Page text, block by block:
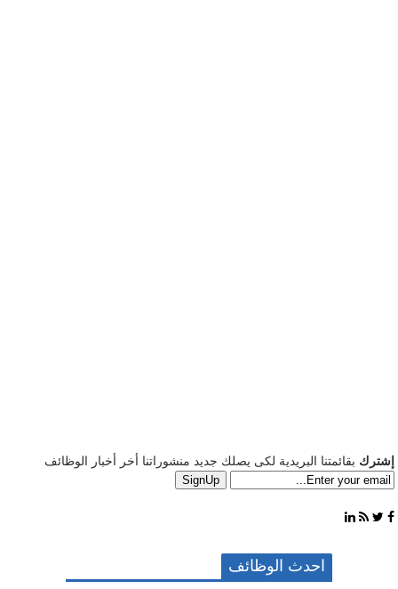
إشترك بقائمتنا البريدية لكى يصلك جديد منشوراتنا أخر أخبار الوظائف
احدث الوظائف